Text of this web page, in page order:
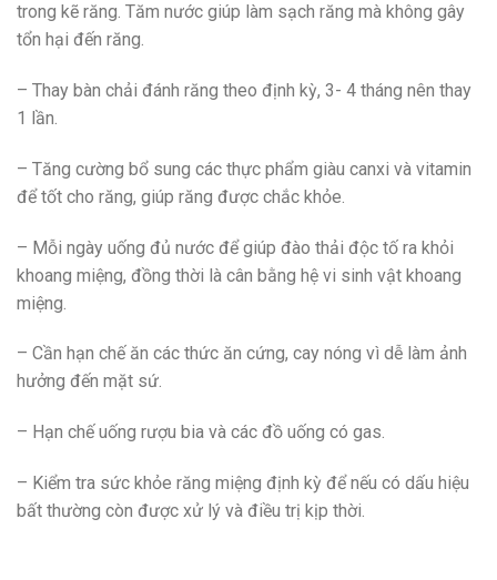
trong kẽ răng. Tăm nước giúp làm sạch răng mà không gây
tổn hại đến răng.
– Thay bàn chải đánh răng theo định kỳ, 3- 4 tháng nên thay
1 lần.
– Tăng cường bổ sung các thực phẩm giàu canxi và vitamin
để tốt cho răng, giúp răng được chắc khỏe.
– Mỗi ngày uống đủ nước để giúp đào thải độc tố ra khỏi
khoang miệng, đồng thời là cân bằng hệ vi sinh vật khoang
miệng.
– Cần hạn chế ăn các thức ăn cứng, cay nóng vì dễ làm ảnh
hưởng đến mặt sứ.
– Hạn chế uống rượu bia và các đồ uống có gas.
– Kiểm tra sức khỏe răng miệng định kỳ để nếu có dấu hiệu
bất thường còn được xử lý và điều trị kịp thời.